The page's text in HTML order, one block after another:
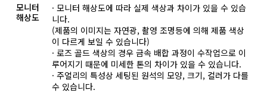
모니터
해상도
· 모니터 해상도에 따라 실제 색상과 차이가 있을 수 있습
니다.
(제품의 이미지는 자연광, 촬영 조명등에 의해 제품 색상
이 다르게 보일 수 있습니다)
· 로즈 골드 색상의 경우 금속 배합 과정이 수작업으로 이
루어지기 때문에 미세한 톤의 차이가 있을 수 있습니다.
· 주얼리의 특성상 세팅된 원석의 모양, 크기, 컬러가 다를
수 있습니다.